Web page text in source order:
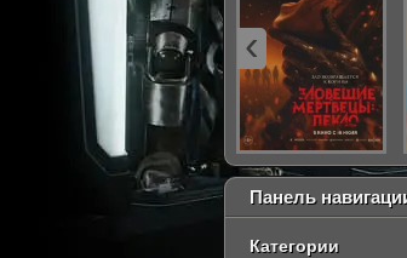
Панель
Категории
‹